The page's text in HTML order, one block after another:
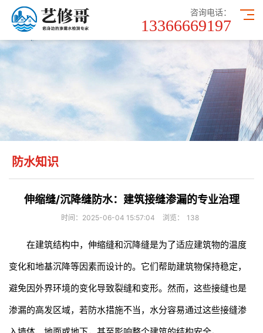
咨询电话：
13366669197
防水知识
伸缩缝/沉降缝防水：建筑接缝渗漏的专业治理
时间：2025-06-04 15:57:04 浏览： 138
在建筑结构中，伸缩缝和沉降缝是为了适应建筑物的温度
变化和地基沉降等因素而设计的。它们帮助建筑物保持稳定，
避免因外界环境的变化导致裂缝和变形。然而，这些接缝也是
渗漏的高发区域，若防水措施不当，水分容易通过这些接缝渗